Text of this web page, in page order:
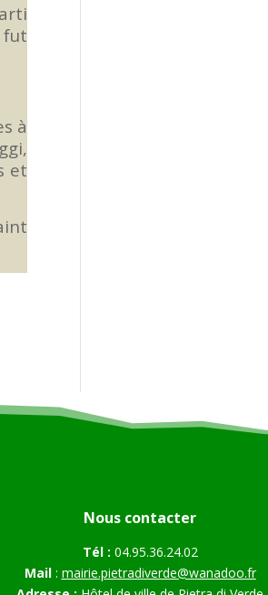
fut
à
et
Nous contacter
Tél : 04.95.36.24.02
Mail: mairie.pietradiverde@wanadoo.fr